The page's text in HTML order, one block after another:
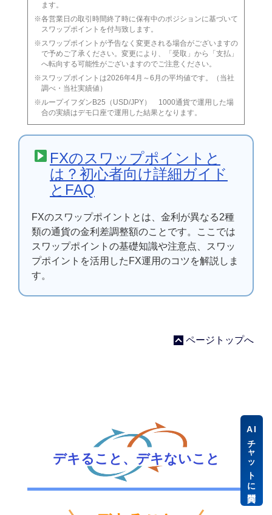
ます。
各営業日の取引時間終了時に保有中のポジションに基づいて
スワップポイントを付与致します。
スワップポイントが予告なく変更される場合がございますの
で予めご了承ください。変更により、「受取」から「支払」
へ転向する可能性がございますのでご注意ください。
スワップポイントは2026年4月～6月の平均値です。（当社
調べ・当社実績値）
ループイフダンB25（USD/JPY） 1000通貨で運用した場
合の実績はデモ口座で運用した結果となります。
FXのスワップポイントと
は？初心者向け詳細ガイド
とFAQ
FXのスワップポイントとは、金利が異なる2種
類の通貨の金利差調整額のことです。ここでは
スワップポイントの基礎知識や注意点、スワッ
プポイントを活用したFX運用のコツを解説しま
す。
ページトップへ
デキること、デキないこと
AI
チャットに質問